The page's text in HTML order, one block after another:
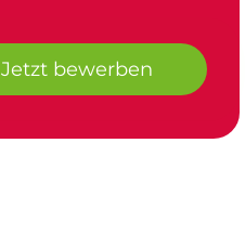
Jetzt bewerben